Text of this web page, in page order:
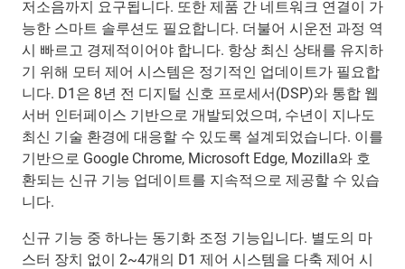
저소음까지 요구됩니다. 또한 제품 간 네트워크 연결이 가
능한 스마트 솔루션도 필요합니다. 더불어 시운전 과정 역
시 빠르고 경제적이어야 합니다. 항상 최신 상태를 유지하
기 위해 모터 제어 시스템은 정기적인 업데이트가 필요합
니다. D1은 8년 전 디지털 신호 프로세서(DSP)와 통합 웹
서버 인터페이스 기반으로 개발되었으며, 수년이 지나도
최신 기술 환경에 대응할 수 있도록 설계되었습니다. 이를
기반으로 Google Chrome, Microsoft Edge, Mozilla와 호
환되는 신규 기능 업데이트를 지속적으로 제공할 수 있습
니다.
신규 기능 중 하나는 동기화 조정 기능입니다. 별도의 마
스터 장치 없이 2~4개의 D1 제어 시스템을 다축 제어 시